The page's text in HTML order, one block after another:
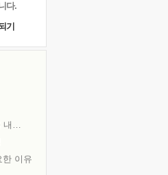
다.
기
귀를 열고 마음을 내어주고
한 이유